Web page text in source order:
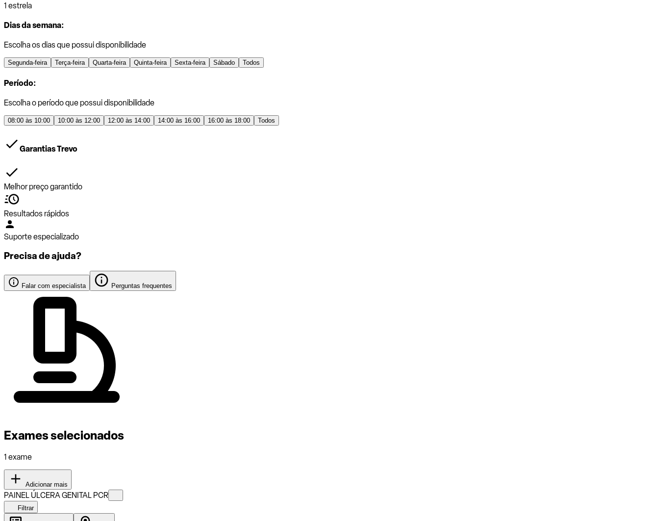
1 estrela
Dias da semana:
Escolha os dias que possui disponibilidade
Segunda-feira Terça-feira Quarta-feira Quinta-feira Sexta-feira Sábado Todos
Período:
Escolha o período que possui disponibilidade
08:00 às 10:00 10:00 às 12:00 12:00 às 14:00 14:00 às 16:00 16:00 às 18:00 Todos
Garantias Trevo
Melhor preço garantido
Resultados rápidos
Suporte especializado
Precisa de ajuda?
Falar com especialista Perguntas frequentes
Exames selecionados
1 exame
Adicionar mais
PAINEL ÚLCERA GENITAL PCR
Filtrar